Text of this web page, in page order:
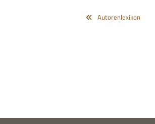
Autorenlexikon